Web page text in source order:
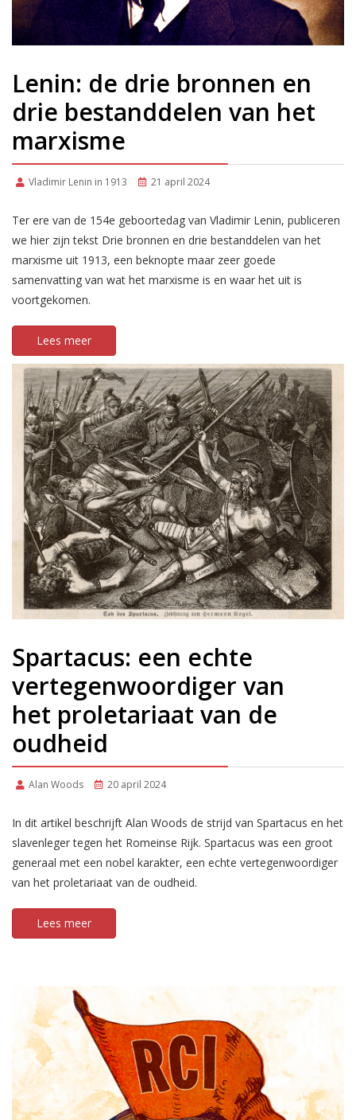
Lenin: de drie bronnen en
drie bestanddelen van het
marxisme
Vladimir Lenin in 1913 21 april 2024
Ter ere van de 154e geboortedag van Vladimir Lenin, publiceren
we hier zijn tekst Drie bronnen en drie bestanddelen van het
marxisme uit 1913, een beknopte maar zeer goede
samenvatting van wat het marxisme is en waar het uit is
voortgekomen.
Lees meer
Spartacus: een echte
vertegenwoordiger van
het proletariaat van de
oudheid
Alan Woods 20 april 2024
In dit artikel beschrijft Alan Woods de strijd van Spartacus en het
slavenleger tegen het Romeinse Rijk. Spartacus was een groot
generaal met een nobel karakter, een echte vertegenwoordiger
van het proletariaat van de oudheid.
Lees meer